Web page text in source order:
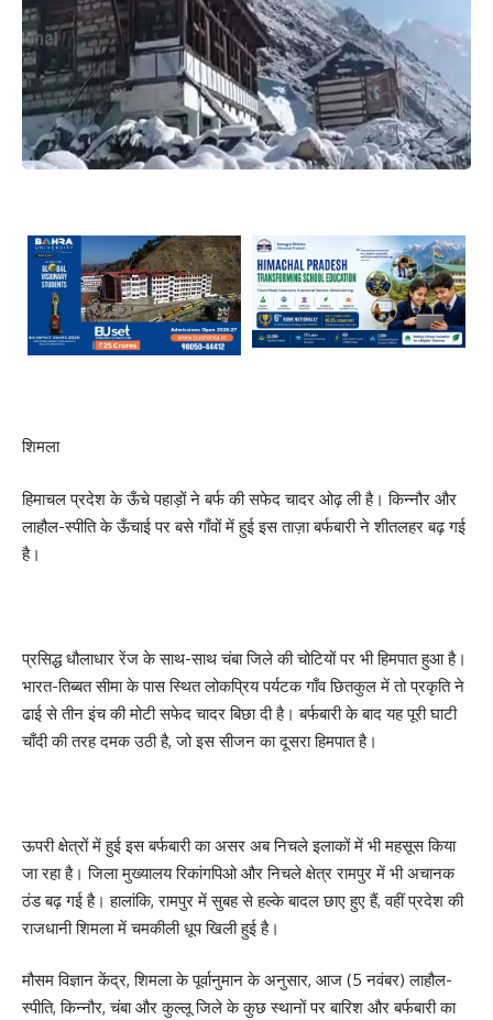
शिमला
हिमाचल प्रदेश के ऊँचे पहाड़ों ने बर्फ की सफेद चादर ओढ़ ली है। किन्नौर और
लाहौल-स्पीति के ऊँचाई पर बसे गाँवों में हुई इस ताज़ा बर्फबारी ने शीतलहर बढ़ गई
है।
प्रसिद्ध धौलाधार रेंज के साथ-साथ चंबा जिले की चोटियों पर भी हिमपात हुआ है।
भारत-तिब्बत सीमा के पास स्थित लोकप्रिय पर्यटक गाँव छितकुल में तो प्रकृति ने
ढाई से तीन इंच की मोटी सफेद चादर बिछा दी है। बर्फबारी के बाद यह पूरी घाटी
चाँदी की तरह दमक उठी है, जो इस सीजन का दूसरा हिमपात है।
ऊपरी क्षेत्रों में हुई इस बर्फबारी का असर अब निचले इलाकों में भी महसूस किया
जा रहा है। जिला मुख्यालय रिकांगपिओ और निचले क्षेत्र रामपुर में भी अचानक
ठंड बढ़ गई है। हालांकि, रामपुर में सुबह से हल्के बादल छाए हुए हैं, वहीं प्रदेश की
राजधानी शिमला में चमकीली धूप खिली हुई है।
मौसम विज्ञान केंद्र, शिमला के पूर्वानुमान के अनुसार, आज (5 नवंबर) लाहौल-
स्पीति, किन्नौर, चंबा और कुल्लू जिले के कुछ स्थानों पर बारिश और बर्फबारी का